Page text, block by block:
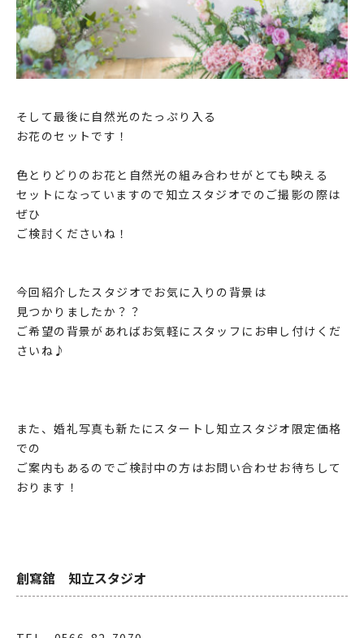
そして最後に自然光のたっぷり入る
お花のセットです！
色とりどりのお花と自然光の組み合わせがとても映える
セットになっていますので知立スタジオでのご撮影の際は
ぜひ
ご検討くださいね！
今回紹介したスタジオでお気に入りの背景は
見つかりましたか？？
ご希望の背景があればお気軽にスタッフにお申し付けくだ
さいね♪
また、婚礼写真も新たにスタートし知立スタジオ限定価格
での
ご案内もあるのでご検討中の方はお問い合わせお待ちして
おります！
創寫舘 知立スタジオ